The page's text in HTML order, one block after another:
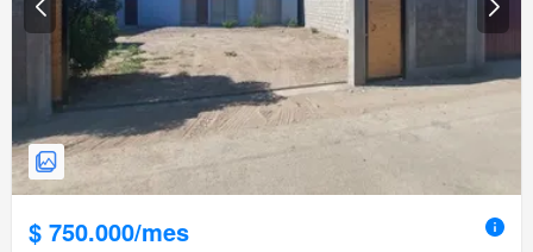
$ 750.000/mes